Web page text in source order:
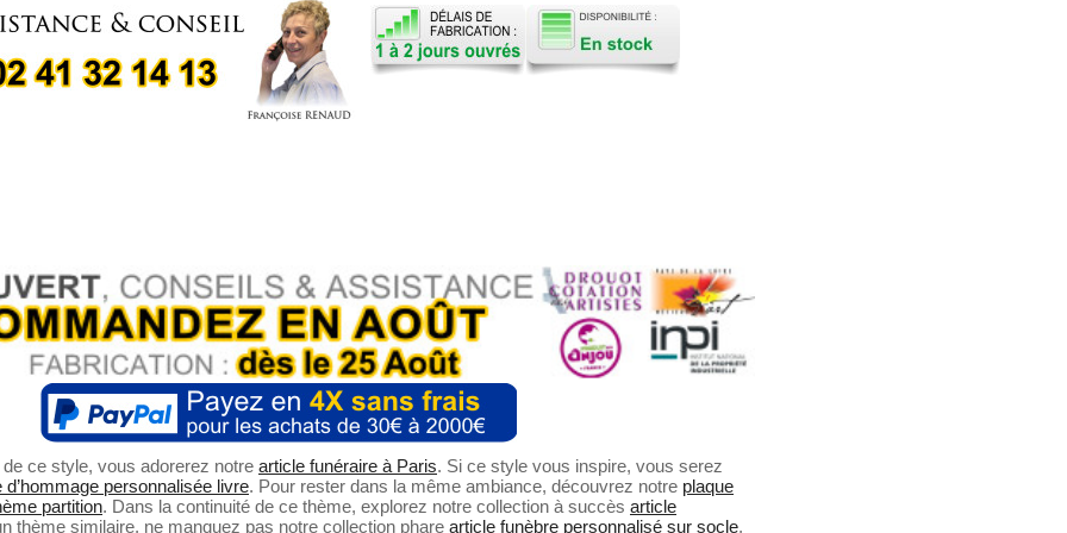
le processus
C'est pourquoi
simplifier la tâche
à Parisde
offres, vous
votre
attentes. Vivre à
part, et dire au
l'est aussi. Nous
hommage
parisien.
cimetière Ville de
d'art en soi, alliant
d'amour profond et de
bien-aimé disparu.
la dignité
mérite.
nous engageons
à votre bien-
ce style, vous adorerez notre article funéraire à Paris. Si ce style vous inspire, vous serez
d’hommage personnalisée livre. Pour rester dans la même ambiance, découvrez notre plaque
partition. Dans la continuité de ce thème, explorez notre collection à succès article
thème similaire, ne manquez pas notre collection phare article funèbre personnalisé sur socle.